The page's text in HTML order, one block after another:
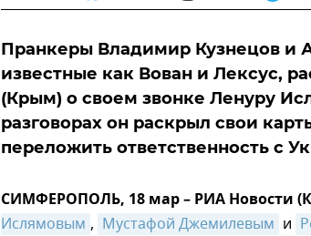
Пранкеры Владимир Кузнецов и
известные как Вован и Лексус,
(Крым) о своем звонке Ленуру
разговорах он раскрыл свои
переложить ответственность с
СИМФЕРОПОЛЬ, 18 мар – РИА Новости
Ислямовым , Мустафой Джемилевым и